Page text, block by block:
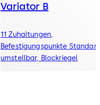
Variator B
11 Zuhaltungen,
Befestigungspunkte
umstellbar, Blockriegel